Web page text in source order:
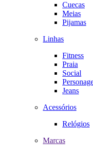
Cuecas
Meias
Pijamas
Linhas
Fitness
Praia
Social
Jeans
Acessórios
Relógios
Marcas